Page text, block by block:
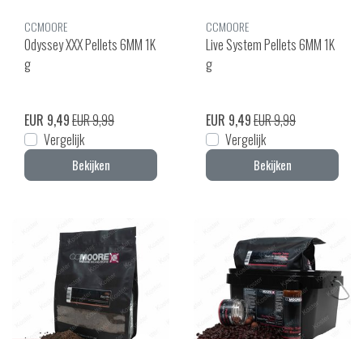
CCMOORE
Odyssey XXX Pellets 6MM 1K
g
EUR 9,49EUR 9,99
Vergelijk
Bekijken
CCMOORE
Live System Pellets 6MM 1K
g
EUR 9,49EUR 9,99
Vergelijk
Bekijken